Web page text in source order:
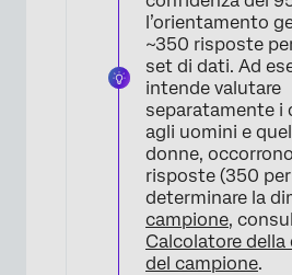
l’orientamento
~350 risposte
set di dati. Ad
intende valutare
separatamente i
agli uomini e
donne,
risposte (350
determinare la
campione,
Calcolatore
del campione.